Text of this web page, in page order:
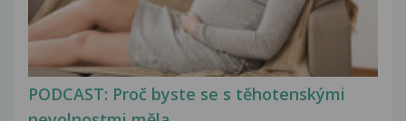
PODCAST: Proč byste se s těhotenskými